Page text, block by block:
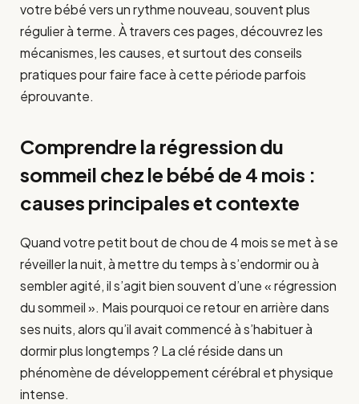
votre bébé vers un rythme nouveau, souvent plus
régulier à terme. À travers ces pages, découvrez les
mécanismes, les causes, et surtout des conseils
pratiques pour faire face à cette période parfois
éprouvante.
Comprendre la régression du
sommeil chez le bébé de 4 mois :
causes principales et contexte
Quand votre petit bout de chou de 4 mois se met à se
réveiller la nuit, à mettre du temps à s’endormir ou à
sembler agité, il s’agit bien souvent d’une « régression
du sommeil ». Mais pourquoi ce retour en arrière dans
ses nuits, alors qu’il avait commencé à s’habituer à
dormir plus longtemps ? La clé réside dans un
phénomène de développement cérébral et physique
intense.